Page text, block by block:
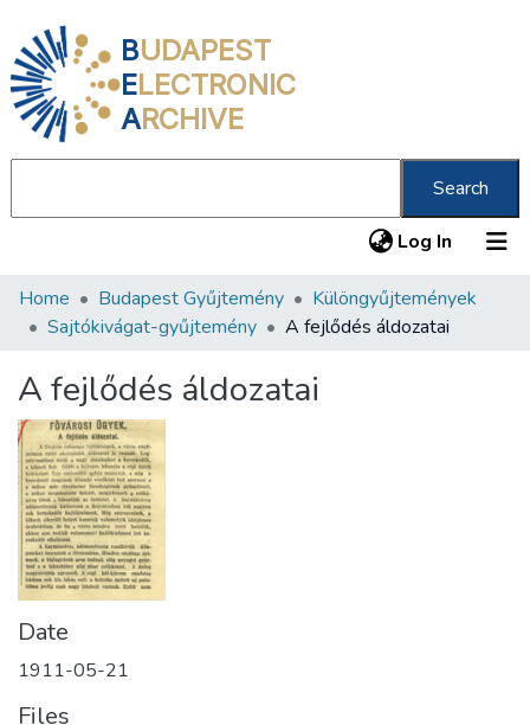
BUDAPEST
ELECTRONIC
ARCHIVE
Search
Log In (current)
Communities & Collections
Statistics
About us
Home Budapest Gyűjtemény
Különgyűjtemények
Sajtókivágat-gyűjtemény
A fejlődés áldozatai
A fejlődés áldozatai
Date
1911-05-21
Files